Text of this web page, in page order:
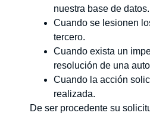
nuestra base de datos.
Cuando se lesionen
tercero.
Cuando exista un
resolución de una
Cuando la acción
realizada.
De ser procedente su